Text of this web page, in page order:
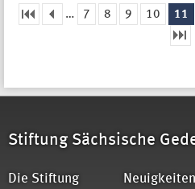
… 7 8 9 10 11
Stiftung Sächsische
Die Stiftung Neuigkeiten